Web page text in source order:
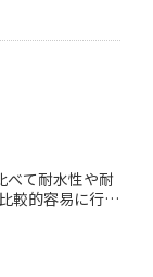
べて耐水性や耐
較的容易に行う
ダー等に多く